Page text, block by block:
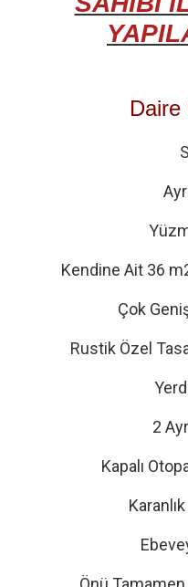
Daire
Kendine Ait 36
Çok
Rustik Özel
2
Kapalı